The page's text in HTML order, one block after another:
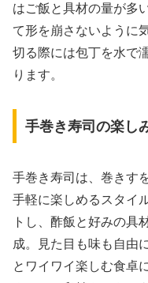
はご飯と具材の量が多
て形を崩さないように
切る際には包丁を水で
ります。
手巻き寿司の楽し
手巻き寿司は、巻きす
手軽に楽しめるスタイ
トし、酢飯と好みの具
成。見た目も味も自由
とワイワイ楽しむ食卓